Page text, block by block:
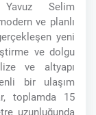
Yavuz Selim
ve planlı
yeni
ve dolgu
ve altyapı
bir ulaşım
toplamda 15
uzunluğunda